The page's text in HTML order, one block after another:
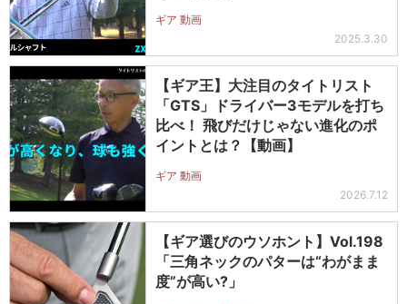
ギア 動画
2025.3.30
【ギア王】大注目のタイトリスト
「GTS」ドライバー3モデルを打ち
比べ！ 飛びだけじゃない進化のポ
イントとは？【動画】
ギア 動画
2026.7.12
【ギア選びのウソホント】Vol.198
「三角ネックのパターは“わがまま
度”が高い?」